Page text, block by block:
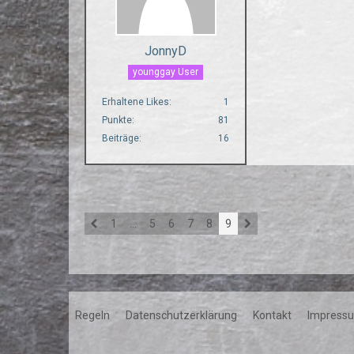
JonnyD
younggay User
Erhaltene Likes
1
Punkte
81
Beiträge
16
1 5 6 7 8 9
Regeln Datenschutzerklärung Kontakt